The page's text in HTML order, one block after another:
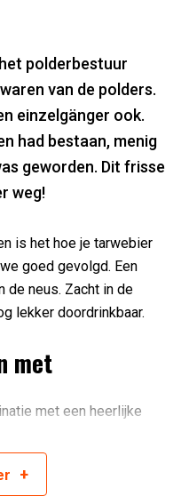
polderbestuur
van de polders.
einzelgänger ook.
had bestaan, menig
geworden. Dit frisse
weg!
is het hoe je tarwebier
goed gevolgd. Een
de neus. Zacht in de
lekker doordrinkbaar.
met
met een heerlijke
+